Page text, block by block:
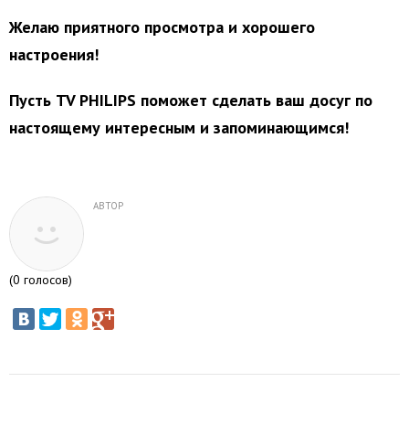
Желаю приятного просмотра и хорошего
настроения!
Пусть TV PHILIPS поможет сделать ваш досуг по
настоящему интересным и запоминающимся!
АВТОР
(0 голосов)